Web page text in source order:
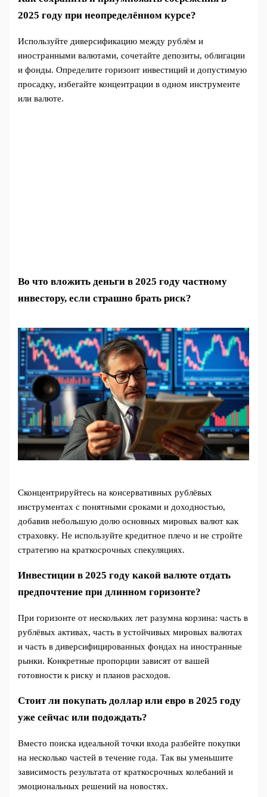
2025 году при неопределённом курсе?
Используйте диверсификацию между рублём и
иностранными валютами, сочетайте депозиты, облигации
и фонды. Определите горизонт инвестиций и допустимую
просадку, избегайте концентрации в одном инструменте
или валюте.
Во что вложить деньги в 2025 году частному
инвестору, если страшно брать риск?
Сконцентрируйтесь на консервативных рублёвых
инструментах с понятными сроками и доходностью,
добавив небольшую долю основных мировых валют как
страховку. Не используйте кредитное плечо и не стройте
стратегию на краткосрочных спекуляциях.
Инвестиции в 2025 году какой валюте отдать
предпочтение при длинном горизонте?
При горизонте от нескольких лет разумна корзина: часть в
рублёвых активах, часть в устойчивых мировых валютах
и часть в диверсифицированных фондах на иностранные
рынки. Конкретные пропорции зависят от вашей
готовности к риску и планов расходов.
Стоит ли покупать доллар или евро в 2025 году
уже сейчас или подождать?
Вместо поиска идеальной точки входа разбейте покупки
на несколько частей в течение года. Так вы уменьшите
зависимость результата от краткосрочных колебаний и
эмоциональных решений на новостях.